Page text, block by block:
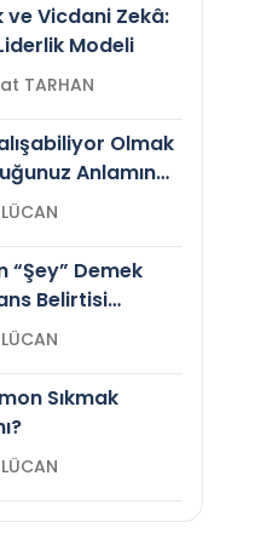
ve Vicdani Zekâ:
Modeli
Prof.Dr. Nevzat TARHAN
Olmak
Anlamına
“Şey” Demek
Belirtisi
Sıkmak